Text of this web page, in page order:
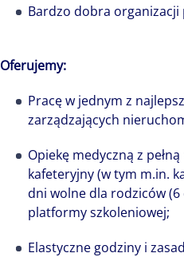
Bardzo dobra organizacji
Oferujemy:
Pracę w jednym z
zarządzających
Opiekę medyczną z
kafeteryjny (w tym m.in.
dni wolne dla rodziców
platformy szkoleniowej;
Elastyczne godziny i